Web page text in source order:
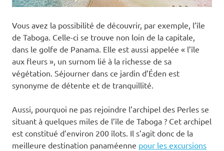
Vous avez la possibilité de découvrir, par exemple, l’île
de Taboga. Celle-ci se trouve non loin de la capitale,
dans le golfe de Panama. Elle est aussi appelée « l’île
aux fleurs », un surnom lié à la richesse de sa
végétation. Séjourner dans ce jardin d’Éden est
synonyme de détente et de tranquillité.
Aussi, pourquoi ne pas rejoindre l’archipel des Perles se
situant à quelques miles de l’île de Taboga ? Cet archipel
est constitué d’environ 200 îlots. Il s’agit donc de la
meilleure destination panaméenne pour les excursions